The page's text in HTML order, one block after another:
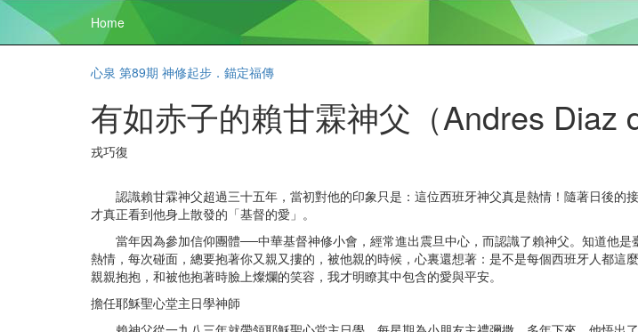
Home
心泉 第89期 神修起步．錨定福傳
有如赤子的賴甘霖神父（Andres Diaz
戎巧復
認識賴甘霖神父超過三十五年，當初對他的印象只是：這位西班牙神父真是熱情！隨著日後的
才真正看到他身上散發的「基督的愛」。
當年因為參加信仰團體──中華基督神修小會，經常進出震旦中心，而認識了賴神父。知道他是
熱情，每次碰面，總要抱著你又親又摟的，被他親的時候，心裏還想著：是不是每個西班牙人都
親親抱抱，和被他抱著時臉上燦爛的笑容，我才明瞭其中包含的愛與平安。
擔任耶穌聖心堂主日學神師